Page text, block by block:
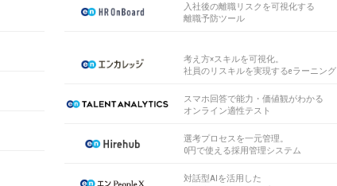
入社後の離職リスクを可視化する
離職予防ツール
考え方×スキルを可視化。
社員のリスキルを実現するeラーニング
スマホ回答で能力・価値観がわかる
オンライン適性テスト
選考プロセスを一元管理。
0円で使える採用管理システム
対話型AIを活用した